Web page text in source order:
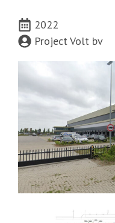
2022
Project Volt bv